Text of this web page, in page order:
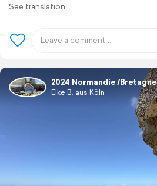
See translation
2024 Normandie /Bretagne
Elke B. aus Köln